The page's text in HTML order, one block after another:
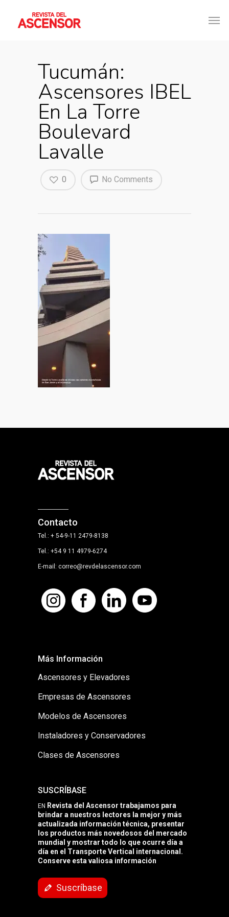
Tucumán:
Ascensores IBEL
En La Torre
Boulevard
Lavalle
No Comments
0
Contacto
Tel.: + 54-9-11 2479-8138
Tel.: +54 9 11 4979-6274
E-mail: correo@revdelascensor.com
Más Información
Ascensores y Elevadores
Empresas de Ascensores
Modelos de Ascensores
Instaladores y Conservadores
Clases de Ascensores
SUSCRÍBASE
EN Revista del Ascensor trabajamos para
brindar a nuestros lectores la mejor y más
actualizada información técnica, presentar
los productos más novedosos del mercado
mundial y mostrar todo lo que ocurre día a
día en el Transporte Vertical internacional.
Conserve esta valiosa información
Suscríbase